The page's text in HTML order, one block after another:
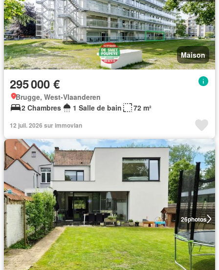
Maison
295 000 €
Brugge, West-Vlaanderen
2 Chambres
1 Salle de bain 72 m²
12 juil. 2026 sur immovlan
26photos